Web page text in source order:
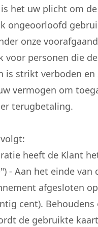
het uw plicht om
ongeoorloofd
onze
voor personen die
is strikt verboden
vermogen om
terugbetaling.
heeft de Klant
- Aan het einde
afgesloten
cent).
de gebruikte